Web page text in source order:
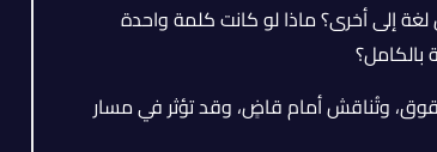
إلى أخرى؟ ماذا لو كانت كلمة واحدة
بالكامل؟
حقوق، وتُناقش أمام قاضٍ، وقد تؤثر في مسار